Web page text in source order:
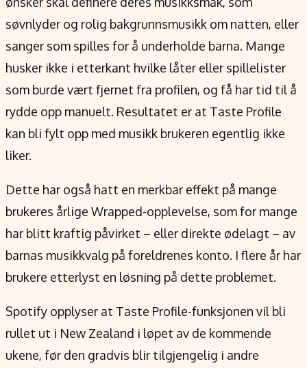
søvnlyder og rolig bakgrunnsmusikk om natten, eller
sanger som spilles for å underholde barna. Mange
husker ikke i etterkant hvilke låter eller spillelister
som burde vært fjernet fra profilen, og få har tid til å
rydde opp manuelt. Resultatet er at Taste Profile
kan bli fylt opp med musikk brukeren egentlig ikke
liker.
Dette har også hatt en merkbar effekt på mange
brukeres årlige Wrapped-opplevelse, som for mange
har blitt kraftig påvirket – eller direkte ødelagt – av
barnas musikkvalg på foreldrenes konto. I flere år har
brukere etterlyst en løsning på dette problemet.
Spotify opplyser at Taste Profile-funksjonen vil bli
rullet ut i New Zealand i løpet av de kommende
ukene, før den gradvis blir tilgjengelig i andre